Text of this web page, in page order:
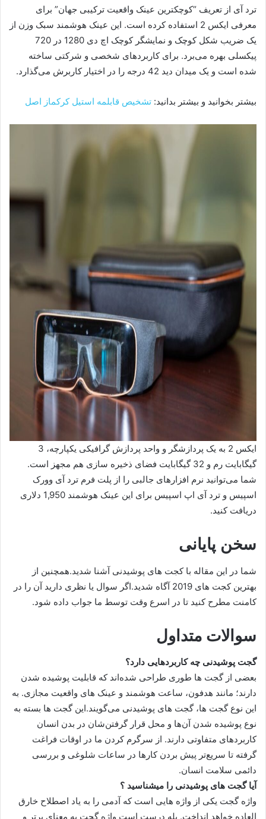
ترد آی از تعریف “کوچکترین عینک واقعیت ترکیبی جهان” برای
معرفی ایکس 2 استفاده کرده است. این عینک هوشمند سبک وزن از
یک ضریب شکل کوچک و نمایشگر کوچک اچ دی 1280 در 720
پیکسلی بهره می‌برد. برای کاربردهای شخصی و شرکتی ساخته
شده است و یک میدان دید 42 درجه را در اختیار کاربرش می‌گذارد.
بیشتر بخوانید و بیشتر بدانید: تشخیص قابلمه استیل کرکماز اصل
ایکس 2 به یک پردازشگر و واحد پردازش گرافیکی یکپارچه، 3
گیگابایت رم و 32 گیگابایت فضای ذخیره سازی هم مجهز است.
شما می‌توانید نرم افزارهای جالبی را از پلت فرم ترد آی وورک
اسپیس و ترد آی اپ اسپیس برای این عینک هوشمند 1,950 دلاری
دریافت کنید.
سخن پایانی
شما در این مقاله با کجت های پوشیدنی آشنا شدید.همچنین از
بهترین کجت های 2019 آگاه شدید.اگر سوال یا نظری دارید آن را در
کامنت مطرح کنید تا در اسرع وقت توسط ما جواب داده شود.
سوالات متداول
گجت پوشیدنی چه کاربردهایی دارد؟
بعضی از گجت ها طوری طراحی شده‌اند که قابلیت پوشیده شدن
دارند؛ مانند هدفون، ساعت هوشمند و عینک های واقعیت مجازی. به
این نوع گجت ها، گجت های پوشیدنی می‌گویند.این گجت ها بسته به
نوع پوشیده شدن آن‌ها و محل قرار گرفتن‌شان در بدن انسان
کاربردهای متفاوتی دارند. از سرگرم کردن ما در اوقات فراغت
گرفته تا سریع‌تر پیش بردن کارها در ساعات شلوغی و بررسی
دائمی سلامت انسان.
آیا گجت های پوشیدنی را میشناسید ؟
واژه گجت یکی از واژه هایی است که آدمی را به یاد اصطلاح خارق
العاده خواهد انداخت. بله درست است واژه گجت به معنای برتر و